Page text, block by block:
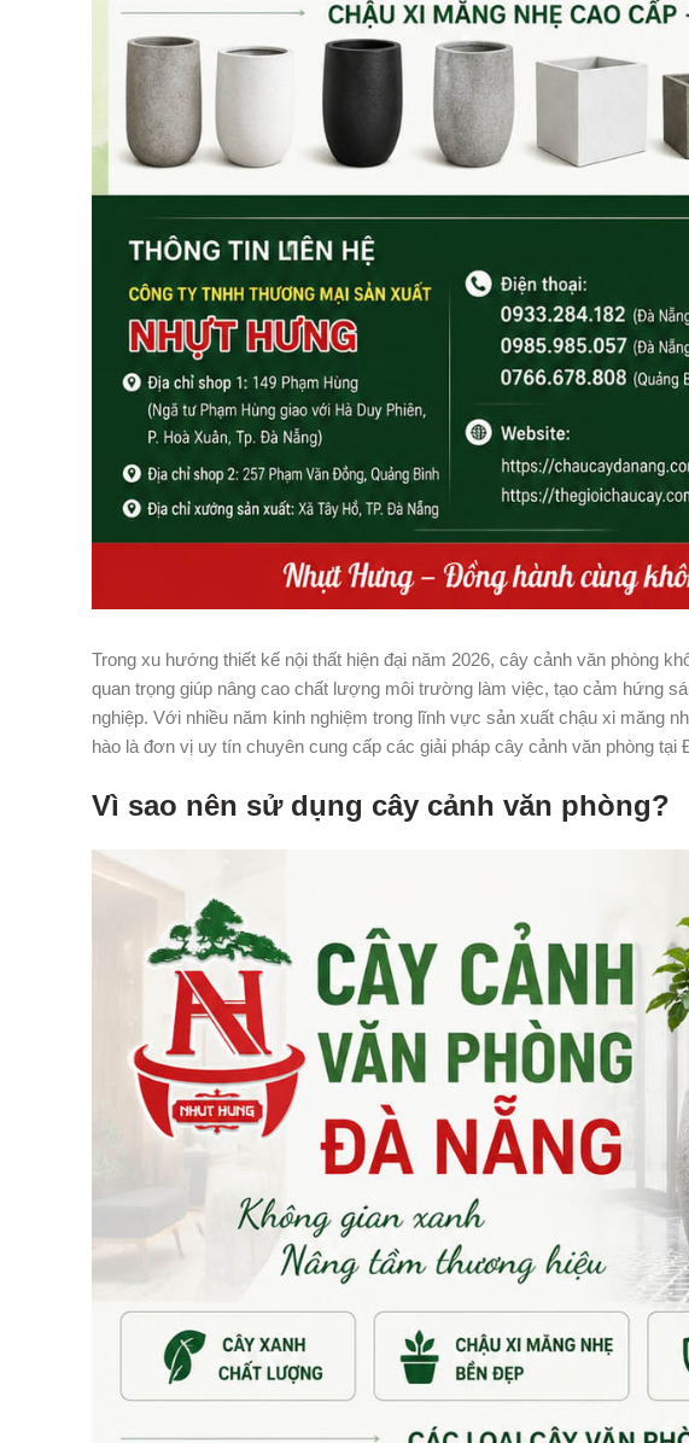
Trong xu hướng thiết kế nội thất hiện đại năm 2026, cây cảnh văn phòng
quan trọng giúp nâng cao chất lượng môi trường làm việc, tạo cảm hứng
nghiệp. Với nhiều năm kinh nghiệm trong lĩnh vực sản xuất chậu xi măng
hào là đơn vị uy tín chuyên cung cấp các giải pháp cây cảnh văn phòng
Vì sao nên sử dụng cây cảnh văn phòng?